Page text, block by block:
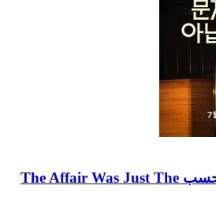
العلاقة كانت البداية فحسب The Affair Was Just The